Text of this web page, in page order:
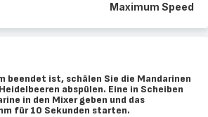
Maximum Speed
beendet ist, schälen Sie die Mandarinen
abspülen. Eine in Scheiben
in den Mixer geben und das
für 10 Sekunden starten.